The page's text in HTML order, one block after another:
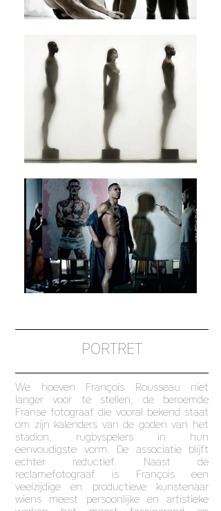
PORTRET
We hoeven François Rousseau niet
langer voor te stellen, de beroemde
Franse fotograaf die vooral bekend staat
om zijn kalenders van de goden van het
stadion, rugbyspelers in hun
eenvoudigste vorm. De associatie blijft
echter reductief. Naast de
reclamefotograaf is François een
veelzijdige en productieve kunstenaar
wiens meest persoonlijke en artistieke